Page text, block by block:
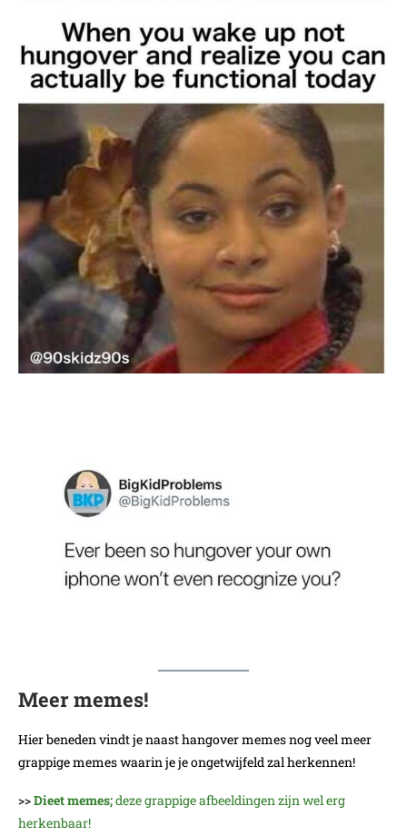
Meer memes!
Hier beneden vindt je naast hangover memes nog veel meer
grappige memes waarin je je ongetwijfeld zal herkennen!
>>Dieet memes;deze grappige afbeeldingen zijn wel erg
herkenbaar!